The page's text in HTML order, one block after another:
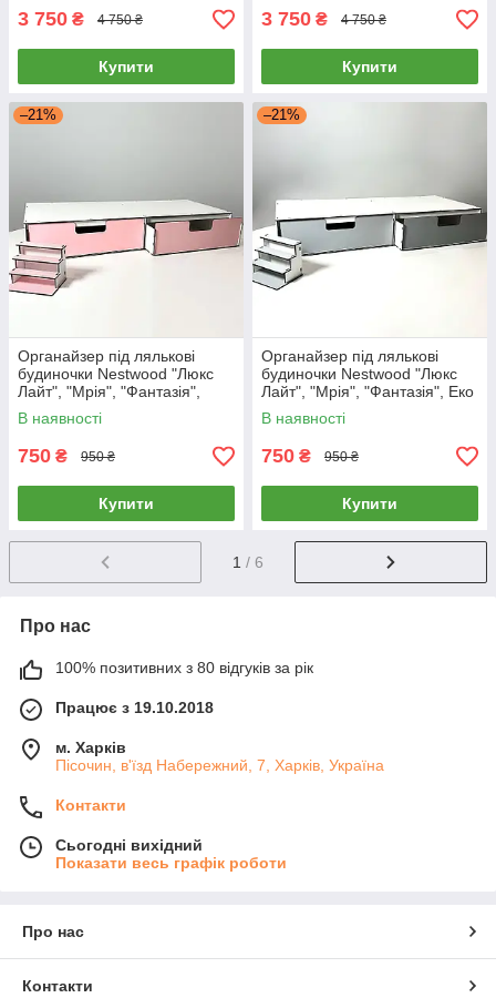
3 750 ₴ 4 750 ₴
Купити
3 750 ₴ 4 750 ₴
Купити
–21%
Органайзер під лялькові
будиночки Nestwood "Люкс
Лайт", "Мрія", "Фантазія",
рожевий
В наявності
750 ₴ 950 ₴
Купити
–21%
Органайзер під лялькові
будиночки Nestwood "Люкс
Лайт", "Мрія", "Фантазія", Еко
В наявності
750 ₴ 950 ₴
Купити
1 / 6
Про нас
100% позитивних з 80 відгуків за рік
Працює з 19.10.2018
м. Харків
Пісочин, в'їзд Набережний, 7, Харків, Україна
Контакти
Сьогодні вихідний
Показати весь графік роботи
Про нас
Контакти